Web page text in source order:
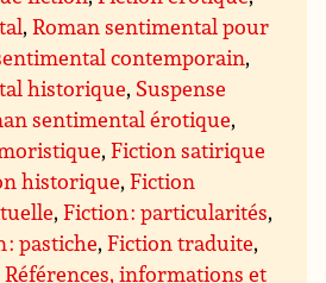
,Roman sentimental pour
contemporain,
historique, Suspense
sentimental érotique,
,Fiction satirique
historique,Fiction
,Fiction : particularités,
: pastiche,Fiction traduite,
Références, informations et